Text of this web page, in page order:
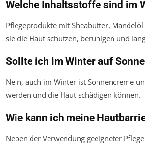
Welche Inhaltsstoffe sind im
Pflegeprodukte mit Sheabutter,
sie die Haut schützen, beruhigen und
Sollte ich im Winter auf
Nein, auch im Winter ist Sonnencreme
werden und die Haut schädigen können.
Wie kann ich meine
Neben der Verwendung geeigneter